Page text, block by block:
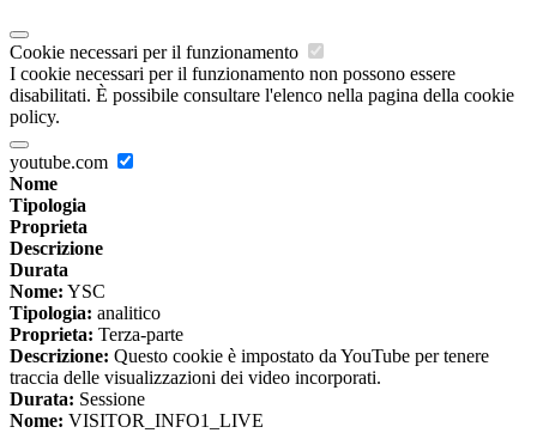
Cookie necessari per il funzionamento
I cookie necessari per il funzionamento non possono essere
disabilitati. È possibile consultare l'elenco nella pagina della cookie
policy.
youtube.com
Nome
Tipologia
Proprieta
Descrizione
Durata
Nome: YSC
Tipologia: analitico
Proprieta: Terza-parte
Descrizione: Questo cookie è impostato da YouTube per tenere
traccia delle visualizzazioni dei video incorporati.
Durata: Sessione
Nome: VISITOR_INFO1_LIVE